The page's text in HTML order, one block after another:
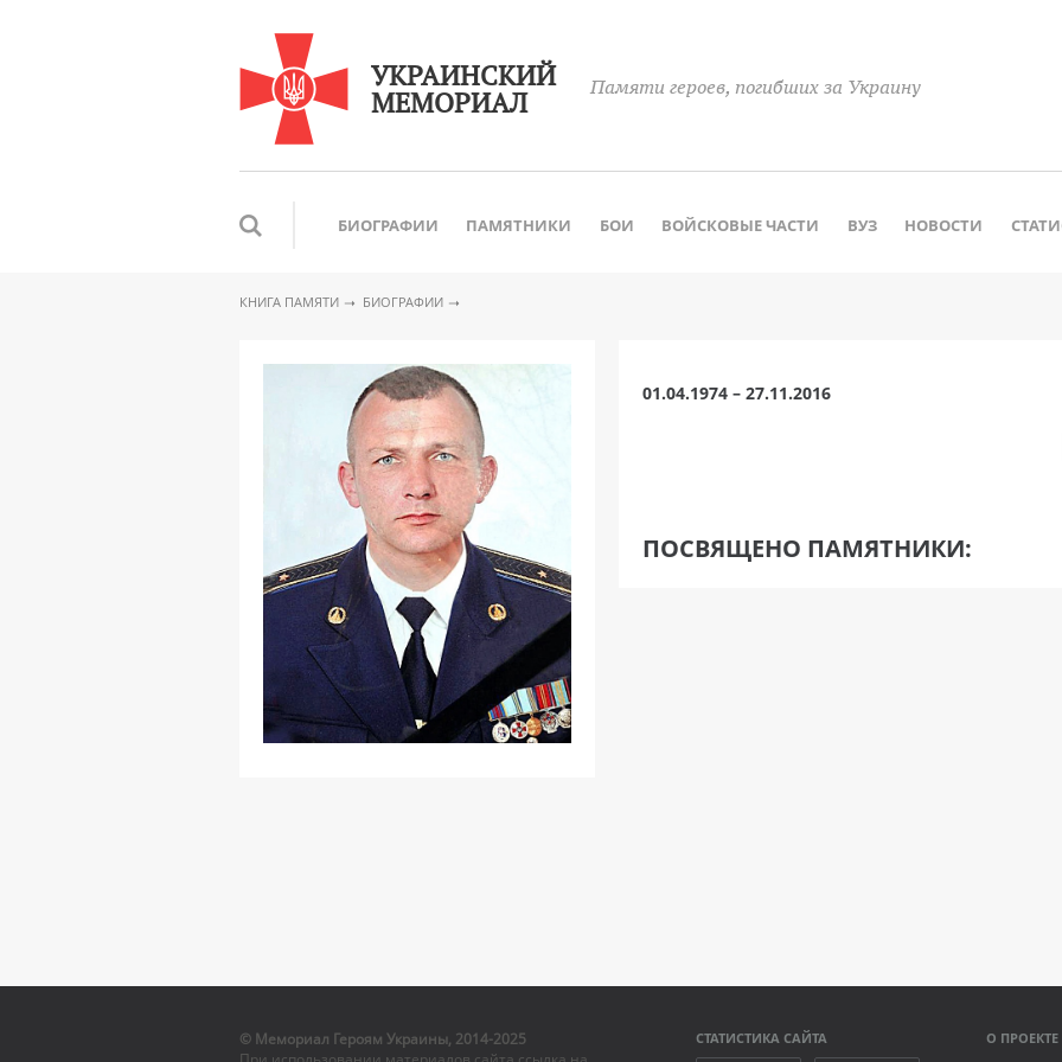
УКРАИНСКИЙ
МЕМОРИАЛ Памяти героев, погибших за Украину
БИОГРАФИИ ПАМЯТНИКИ БОИ ВОЙСКОВЫЕ ЧАСТИ ВУЗ НОВОСТИ
КНИГА ПАМЯТИ БИОГРАФИИ
01.04.1974 – 27.11.2016
ПОСВЯЩЕНО ПАМЯТНИКИ:
© Мемориал Героям Украины, 2014-2025
СТАТИСТИКА САЙТА О ПРОЕКТЕ